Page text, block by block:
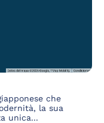
che
la sua
unica...